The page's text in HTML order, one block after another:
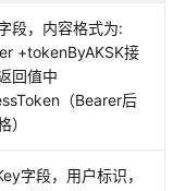
段，内容格式为:
+tokenByAKSK接
回值中
（Bearer后
）
字段，用户标识，